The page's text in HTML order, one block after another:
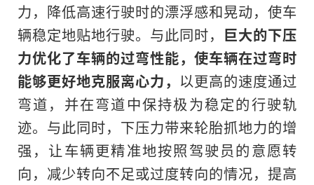
力，降低高速行驶时的漂浮感和晃动，使车
辆稳定地贴地行驶。与此同时， 巨大的下压
力优化了车辆的过弯性能，使车辆在过弯时
能够更好地克服离心力， 以更高的速度通过
弯道，并在弯道中保持极为稳定的行驶轨
迹。与此同时，下压力带来轮胎抓地力的增
强，让车辆更精准地按照驾驶员的意愿转
向，减少转向不足或过度转向的情况，提高